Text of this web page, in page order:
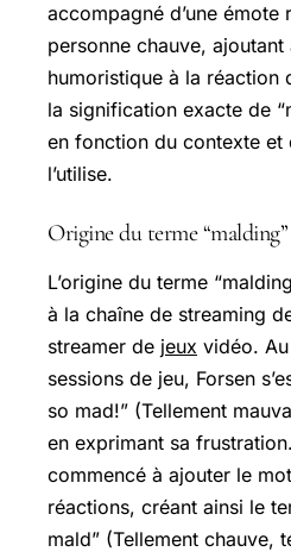
accompagné d’une émote
personne chauve,
humoristique à la réaction
la signification exacte de
en fonction du contexte et
l’utilise.
Origine du terme
L’origine du terme
à la chaîne de streaming
streamer de jeux vidéo. Au
sessions de jeu, Forsen
so mad!” (Tellement
en exprimant sa
commencé à ajouter le
réactions, créant ainsi le
mald” (Tellement chauve,